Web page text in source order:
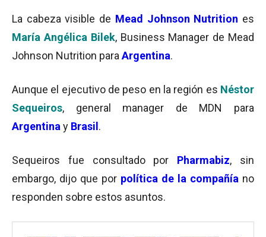
La cabeza visible de Mead Johnson Nutrition es
María Angélica Bilek, Business Manager de Mead
Johnson Nutrition para Argentina.
Aunque el ejecutivo de peso en la región es Néstor
Sequeiros, general manager de MDN para
Argentina y Brasil .
Sequeiros fue consultado por Pharmabiz, sin
embargo, dijo que por política de la compañía no
responden sobre estos asuntos.